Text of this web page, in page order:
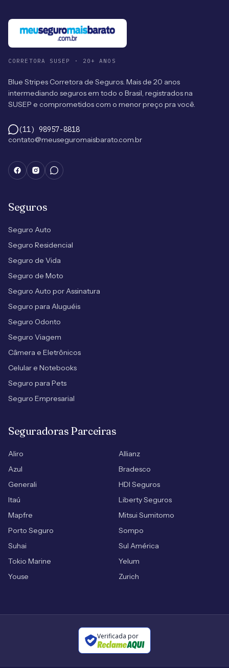
CORRETORA SUSEP · 20+ ANOS
Blue Stripes Corretora de Seguros. Mais de 20 anos
intermediando seguros em todo o Brasil, registrados na
SUSEP e comprometidos com o menor preço pra você.
(11) 98957-8818
contato@meuseguromaisbarato.com.br
Seguros
Seguro Auto
Seguro Residencial
Seguro de Vida
Seguro de Moto
Seguro Auto por Assinatura
Seguro para Aluguéis
Seguro Odonto
Seguro Viagem
Câmera e Eletrônicos
Celular e Notebooks
Seguro para Pets
Seguro Empresarial
Seguradoras Parceiras
Aliro
Allianz
Azul
Bradesco
Generali
HDI Seguros
Itaú
Liberty Seguros
Mapfre
Mitsui Sumitomo
Porto Seguro
Sompo
Suhai
Sul América
Tokio Marine
Yelum
Youse
Zurich
Verificada por